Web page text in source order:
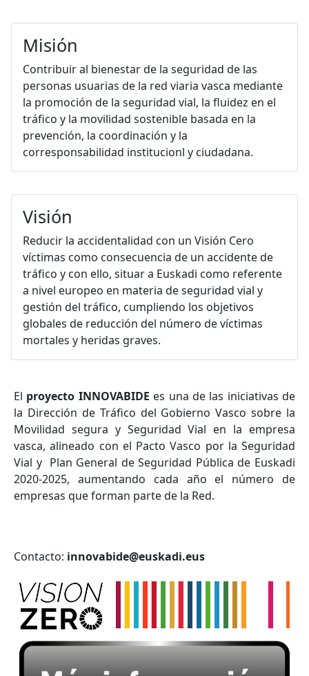
Misión
Contribuir al bienestar de la seguridad de las
personas usuarias de la red viaria vasca mediante
la promoción de la seguridad vial, la fluidez en el
tráfico y la movilidad sostenible basada en la
prevención, la coordinación y la
corresponsabilidad institucionl y ciudadana.
Visión
Reducir la accidentalidad con un Visión Cero
víctimas como consecuencia de un accidente de
tráfico y con ello, situar a Euskadi como referente
a nivel europeo en materia de seguridad vial y
gestión del tráfico, cumpliendo los objetivos
globales de reducción del número de víctimas
mortales y heridas graves.
El proyecto INNOVABIDE es una de las iniciativas de
la Dirección de Tráfico del Gobierno Vasco sobre la
Movilidad segura y Seguridad Vial en la empresa
vasca, alineado con el Pacto Vasco por la Seguridad
Vial y Plan General de Seguridad Pública de Euskadi
2020-2025, aumentando cada año el número de
empresas que forman parte de la Red.
Contacto: innovabide@euskadi.eus